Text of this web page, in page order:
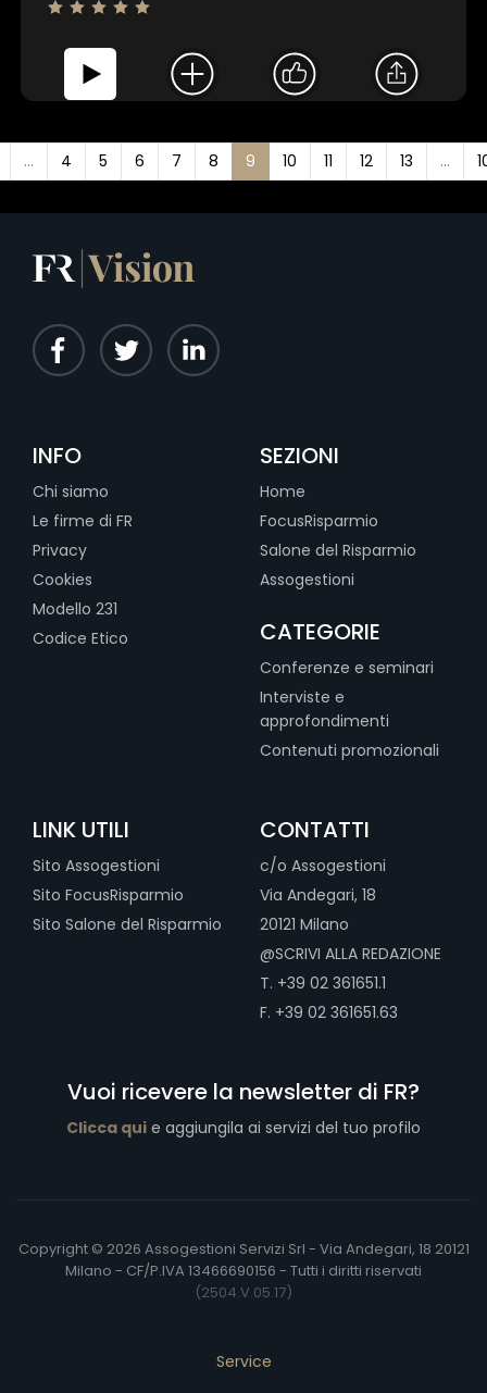
... 4 5 6 7 8 9 10 11 12 13 ...
INFO
Chi siamo
Le firme di FR
Privacy
Cookies
Modello 231
Codice Etico
SEZIONI
Home
FocusRisparmio
Salone del Risparmio
Assogestioni
CATEGORIE
Conferenze e seminari
Interviste e
approfondimenti
Contenuti promozionali
LINK UTILI
Sito Assogestioni
Sito FocusRisparmio
Sito Salone del Risparmio
CONTATTI
c/o Assogestioni
Via Andegari, 18
20121 Milano
@SCRIVI ALLA REDAZIONE
T. +39 02 361651.1
F. +39 02 361651.63
Vuoi ricevere la newsletter di FR?
Clicca qui e aggiungila ai servizi del tuo profilo
Copyright © 2026 Assogestioni Servizi Srl - Via Andegari, 18 20121
Milano - CF/P.IVA 13466690156 - Tutti i diritti riservati
(2504.V.05.17)
Service